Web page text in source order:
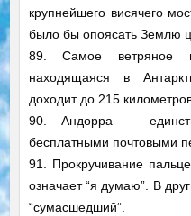
крупнейшего висячего
было бы опоясать Землю
89. Самое ветряное
находящаяся в
доходит до 215
90. Андорра –
бесплатными почтовыми
91. Прокручивание
означает “я думаю”. В
“сумасшедший”.